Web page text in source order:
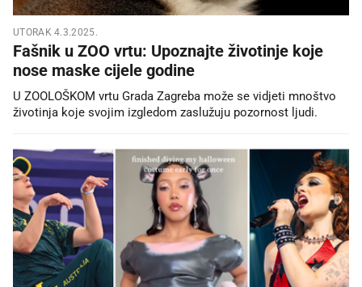
UTORAK 4.3.2025.
Fašnik u ZOO vrtu: Upoznajte životinje koje
nose maske cijele godine
U ZOOLOŠKOM vrtu Grada Zagreba može se vidjeti mnoštvo
životinja koje svojim izgledom zaslužuju pozornost ljudi.